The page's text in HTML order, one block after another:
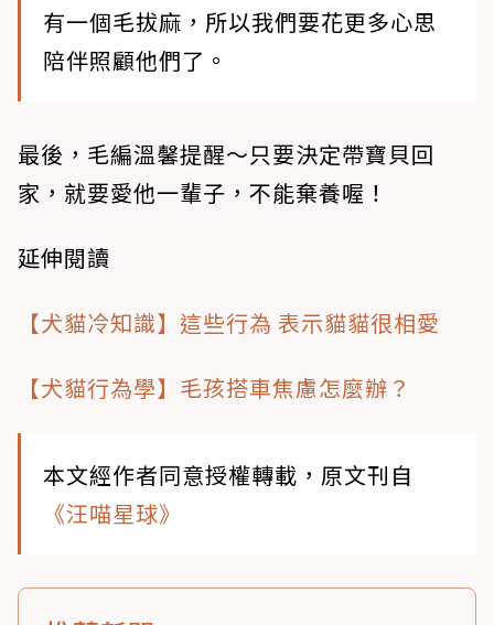
有一個毛拔麻，所以我們要花更多心思
陪伴照顧他們了。
最後，毛編溫馨提醒～只要決定帶寶貝回
家，就要愛他一輩子，不能棄養喔！
延伸閱讀
【犬貓冷知識】這些行為 表示貓貓很相愛
【犬貓行為學】毛孩搭車焦慮怎麼辦？
本文經作者同意授權轉載，原文刊自
《汪喵星球》